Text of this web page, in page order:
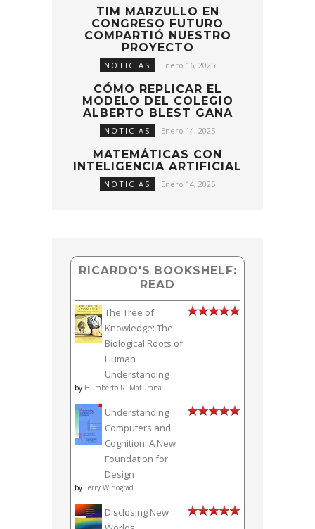
TIM MARZULLO EN
CONGRESO FUTURO
COMPARTIÓ NUESTRO
PROYECTO
NOTICIAS Enero 16, 2025
CÓMO REPLICAR EL
MODELO DEL COLEGIO
ALBERTO BLEST GANA
NOTICIAS Enero 14, 2025
MATEMÁTICAS CON
INTELIGENCIA ARTIFICIAL
NOTICIAS Enero 14, 2025
RICARDO'S BOOKSHELF:
READ
The Tree of
Knowledge: The
Biological Roots of
Human
Understanding
by Humberto R. Maturana
Understanding
Computers and
Cognition: A New
Foundation for
Design
by Terry Winograd
Disclosing New